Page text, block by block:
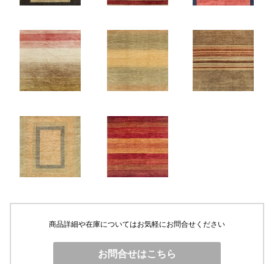
商品詳細や在庫についてはお気軽にお問合せください
お問合せはこちら